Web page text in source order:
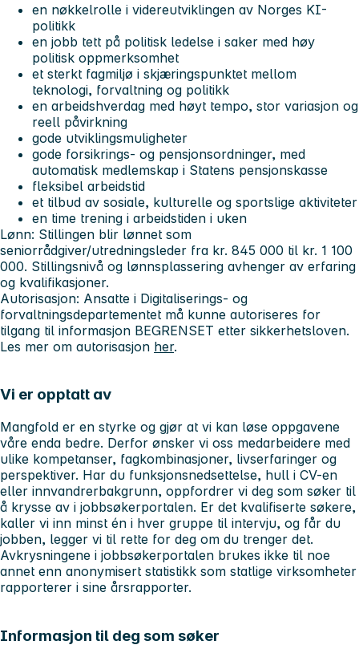
en nøkkelrolle i videreutviklingen av Norges KI-
politikk
en jobb tett på politisk ledelse i saker med høy
politisk oppmerksomhet
et sterkt fagmiljø i skjæringspunktet mellom
teknologi, forvaltning og politikk
en arbeidshverdag med høyt tempo, stor variasjon og
reell påvirkning
gode utviklingsmuligheter
gode forsikrings- og pensjonsordninger, med
automatisk medlemskap i Statens pensjonskasse
fleksibel arbeidstid
et tilbud av sosiale, kulturelle og sportslige aktiviteter
en time trening i arbeidstiden i uken
Lønn: Stillingen blir lønnet som
seniorrådgiver/utredningsleder fra kr. 845 000 til kr. 1 100
000. Stillingsnivå og lønnsplassering avhenger av erfaring
og kvalifikasjoner.
Autorisasjon: Ansatte i Digitaliserings- og
forvaltningsdepartementet må kunne autoriseres for
tilgang til informasjon BEGRENSET etter sikkerhetsloven.
Les mer om autorisasjon her.
Vi er opptatt av
Mangfold er en styrke og gjør at vi kan løse oppgavene
våre enda bedre. Derfor ønsker vi oss medarbeidere med
ulike kompetanser, fagkombinasjoner, livserfaringer og
perspektiver. Har du funksjonsnedsettelse, hull i CV-en
eller innvandrerbakgrunn, oppfordrer vi deg som søker til
å krysse av i jobbsøkerportalen. Er det kvalifiserte søkere,
kaller vi inn minst én i hver gruppe til intervju, og får du
jobben, legger vi til rette for deg om du trenger det.
Avkrysningene i jobbsøkerportalen brukes ikke til noe
annet enn anonymisert statistikk som statlige virksomheter
rapporterer i sine årsrapporter.
Informasjon til deg som søker